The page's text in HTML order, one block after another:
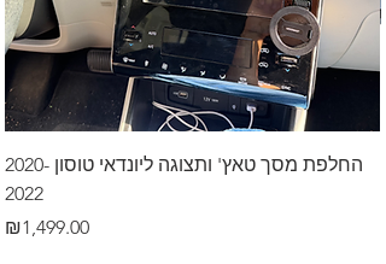
החלפת מסך טאץ' ותצוגה ליונדאי טוסון 2020-
2022
Price
₪1,499.00